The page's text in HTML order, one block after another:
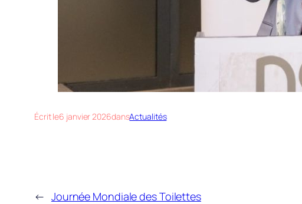
Écrit le6 janvier 2026dansActualités
← Journée Mondiale des Toilettes